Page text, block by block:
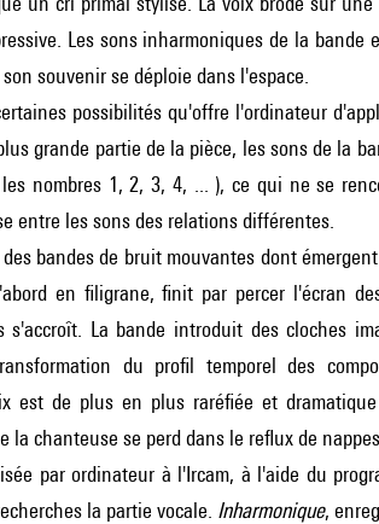
Les sons inharmoniques de la
souvenir se déploie dans l'espace.
possibilités qu'offre l'ordinateur
grande partie de la pièce, les sons de la
nombres 1, 2, 3, 4, ... ), ce qui ne se
entre les sons des relations différentes.
bandes de bruit mouvantes dont
en filigrane, finit par percer l'écran
s'accroît. La bande introduit des cloches
du profil temporel des
est de plus en plus raréfiée et
la chanteuse se perd dans le reflux de
par ordinateur à l'Ircam, à l'aide du
la partie vocale. Inharmonique,